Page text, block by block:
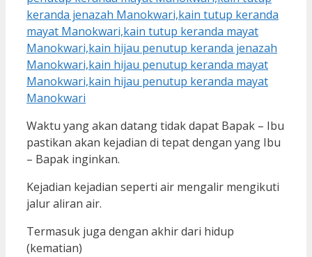
Waktu yang akan datang tidak dapat Bapak – Ibu
pastikan akan kejadian di tepat dengan yang Ibu
– Bapak inginkan.
Kejadian kejadian seperti air mengalir mengikuti
jalur aliran air.
Termasuk juga dengan akhir dari hidup
(kematian)